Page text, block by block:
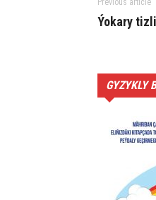
Previous article
Ýo­ka­ry
GYZYKLY